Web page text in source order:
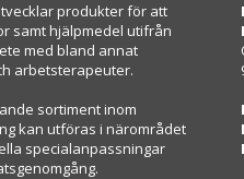
produkter för att
samt hjälpmedel utifrån
med bland annat
arbetsterapeuter.
sortiment inom
kan utföras i närområdet
specialanpassningar